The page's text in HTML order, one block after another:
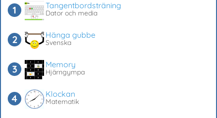
Tangentbordsträning
Dator och media
Hänga gubbe
Svenska
Memory
Hjärngympa
Klockan
Matematik